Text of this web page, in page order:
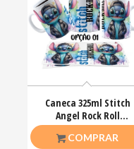
Caneca 325ml Stitch
Angel Rock Roll
Motoclub Motoqueiro
COMPRAR